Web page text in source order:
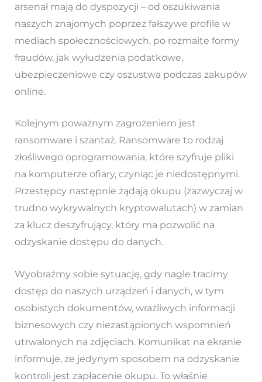
arsenał mają do dyspozycji – od oszukiwania
naszych znajomych poprzez fałszywe profile w
mediach społecznościowych, po rozmaite formy
fraudów, jak wyłudzenia podatkowe,
ubezpieczeniowe czy oszustwa podczas zakupów
online.
Kolejnym poważnym zagrożeniem jest
ransomware i szantaż. Ransomware to rodzaj
złośliwego oprogramowania, które szyfruje pliki
na komputerze ofiary, czyniąc je niedostępnymi.
Przestępcy następnie żądają okupu (zazwyczaj w
trudno wykrywalnych kryptowalutach) w zamian
za klucz deszyfrujący, który ma pozwolić na
odzyskanie dostępu do danych.
Wyobraźmy sobie sytuację, gdy nagle tracimy
dostęp do naszych urządzeń i danych, w tym
osobistych dokumentów, wrażliwych informacji
biznesowych czy niezastąpionych wspomnień
utrwalonych na zdjęciach. Komunikat na ekranie
informuje, że jedynym sposobem na odzyskanie
kontroli jest zapłacenie okupu. To właśnie